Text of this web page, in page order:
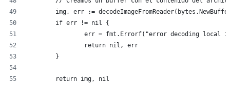
img, err :=
	if err != nil {
err = fmt.Errorf("error decoding local
		return nil, err
	}
	return img, nil